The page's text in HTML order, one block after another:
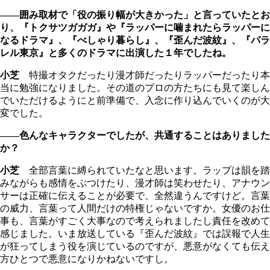
――囲み取材で「役の振り幅が大きかった」と言っていたとお
り、『トクサツガガガ』や『ラッパーに噛まれたらラッパーに
なるドラマ』、『べしゃり暮らし』、『歪んだ波紋』、『パラ
レル東京』と多くのドラマに出演した１年でしたね。
小芝 特撮オタクだったり漫才師だったりラッパーだったり本
当に勉強になりました。その道のプロの方たちにも見て楽しん
でいただけるようにと前準備で、入念に作り込んでいくのが大
変でした。
――色んなキャラクターでしたが、共通することはありました
か？
小芝 全部言葉に縛られていたなと思います。ラップは韻を踏
みながらも感情をぶつけたり、漫才師は笑わせたり、アナウン
サーは正確に伝えることが必要で、全然違うんですけど。言葉
の威力、言葉って人間だけの特権じゃないですか。女優のお仕
事も、言葉がすごく大事なので考えられましたし責任を改めて
感じました。いま放送している『歪んだ波紋』では誤報で人生
が狂ってしまう役を演じているのですが、悪意がなくても伝え
方ひとつで悪意になりかねないですし。